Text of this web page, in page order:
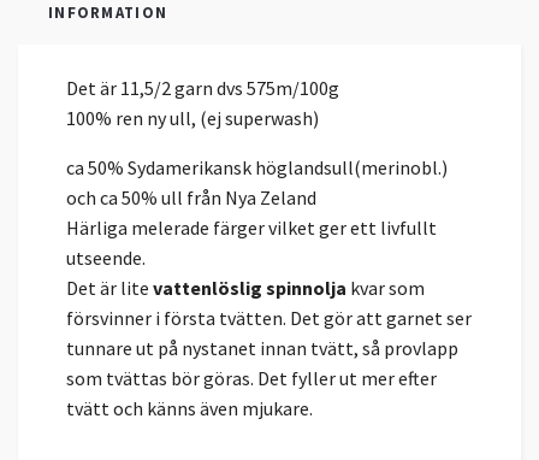
INFORMATION
Det är 11,5/2 garn dvs 575m/100g
100% ren ny ull, (ej superwash)
ca 50% Sydamerikansk höglandsull(merinobl.)
och ca 50% ull från Nya Zeland
Härliga melerade färger vilket ger ett livfullt
utseende.
Det är lite vattenlöslig spinnolja kvar som
försvinner i första tvätten. Det gör att garnet ser
tunnare ut på nystanet innan tvätt, så provlapp
som tvättas bör göras. Det fyller ut mer efter
tvätt och känns även mjukare.